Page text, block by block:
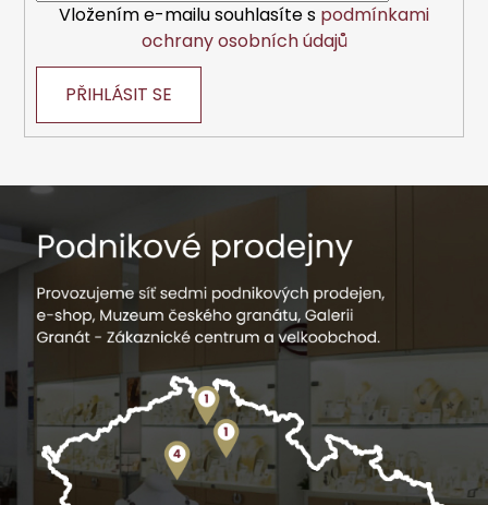
Vložením e-mailu souhlasíte s podmínkami
ochrany osobních údajů
PŘIHLÁSIT SE